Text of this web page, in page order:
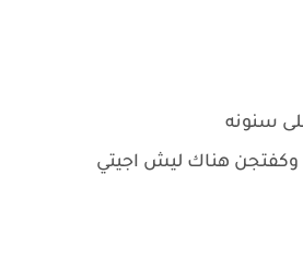
سنونه
وكفتجن هناك ليش اجيتي